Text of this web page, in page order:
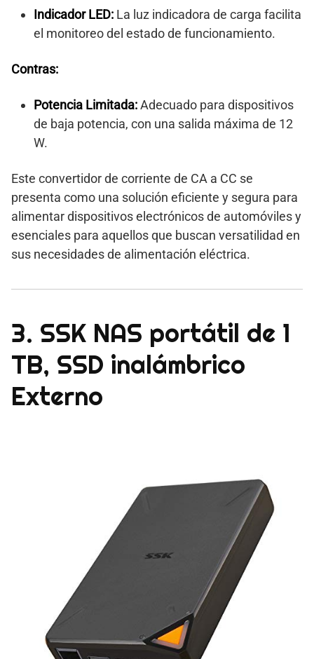
Indicador LED: La luz indicadora de carga facilita
el monitoreo del estado de funcionamiento.
Contras:
Potencia Limitada:Adecuado para dispositivos
de baja potencia, con una salida máxima de 12
W.
Este convertidor de corriente de CA a CC se
presenta como una solución eficiente y segura para
alimentar dispositivos electrónicos de automóviles y
esenciales para aquellos que buscan versatilidad en
sus necesidades de alimentación eléctrica.
3. SSK NAS portátil de 1
TB, SSD inalámbrico
Externo